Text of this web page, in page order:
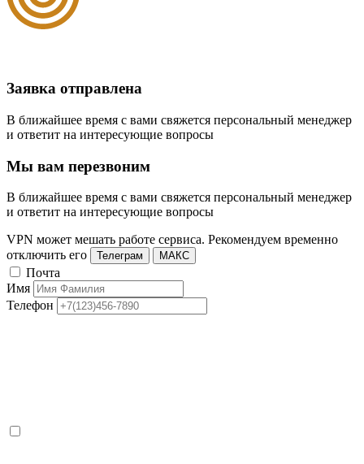
Заявка отправлена
В ближайшее время с вами свяжется персональный менеджер
и ответит на интересующие вопросы
Мы вам перезвоним
В ближайшее время с вами свяжется персональный менеджер
и ответит на интересующие вопросы
VPN может мешать работе сервиса. Рекомендуем временно
отключить его
Телеграм МАКС
Почта
Имя
Телефон